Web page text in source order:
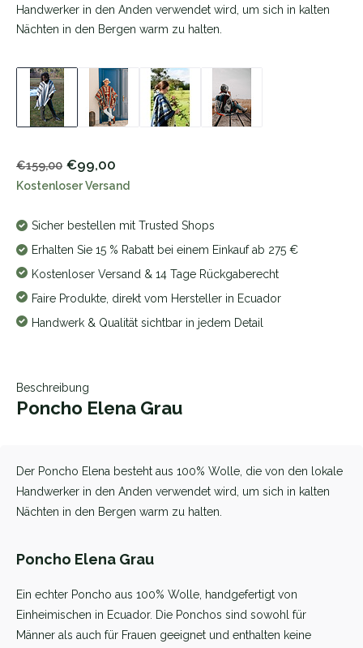
Handwerker in den Anden verwendet wird, um sich in kalten
Nächten in den Bergen warm zu halten.
€159,00 €99,00
Kostenloser Versand
Sicher bestellen mit Trusted Shops
Erhalten Sie 15 % Rabatt bei einem Einkauf ab 275 €
Kostenloser Versand & 14 Tage Rückgaberecht
Faire Produkte, direkt vom Hersteller in Ecuador
Handwerk & Qualität sichtbar in jedem Detail
Beschreibung
Poncho Elena Grau
Der Poncho Elena besteht aus 100% Wolle, die von den lokale
Handwerker in den Anden verwendet wird, um sich in kalten
Nächten in den Bergen warm zu halten.
Poncho Elena Grau
Ein echter Poncho aus 100% Wolle, handgefertigt von
Einheimischen in Ecuador. Die Ponchos sind sowohl für
Männer als auch für Frauen geeignet und enthalten keine